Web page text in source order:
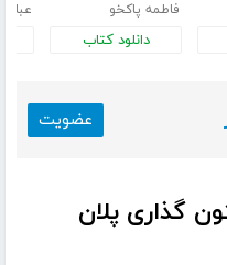
فاطمه پاکخو
دانلود کتاب
عباس
عضویت
گذاری پلان